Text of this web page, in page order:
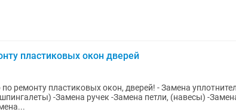
пластиковых окон дверей
ремонту пластиковых окон, дверей! - Замена
-Замена ручек -Замена петли, (навесы) -